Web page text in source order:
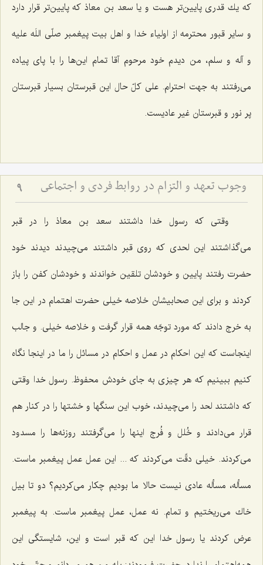
كه یك قدری پایین‌تر هست و یا سعد بن معاذ كه پایین‌تر قرار دارد
و سایر قبور محترمه از اولیاء خدا و اهل بیت پیغمبر صلّی اللَه علیه
و آله و سلم، من دیدم خود مرحوم آقا تمام این‌ها را با پای پیاده
می‌رفتند به جهت احترام. علی كلّ حال این قبرستان بسیار قبرستان
پر نور و قبرستان غیر عادیست.
وجوب تعهد و التزام در روابط فردى و اجتماعى 9
وقتی كه رسول خدا داشتند سعد بن معاذ را در قبر
می‌گذاشتند این لحدی كه روی قبر داشتند می‌چیدند دیدند خود
حضرت رفتند پایین و خودشان تلقین خواندند و خودشان كفن را باز
كردند و برای این صحابیشان خلاصه خیلی حضرت اهتمام در این جا
به خرج دادند كه مورد توجّه همه قرار گرفت و خلاصه خیلی. و جالب
اینجاست كه این احكام در عمل و احكام در مسائل را ما در اینجا نگاه
كنیم ببینیم كه هر چیزی به جای خودش محفوظ. رسول خدا وقتی
كه داشتند لحد را می‌چیدند، خوب این سنگها و خشتها را در كنار هم
قرار می‌دادند و خُلل و فُرج اینها را می‌گرفتند روزنه‌ها را مسدود
می‌كردند. خیلی دقّت می‌كردند كه ... این عمل عمل پیغمبر ماست.
مسأله، مسأله عادی نیست حالا ما بودیم چكار می‌كردیم؟ دو تا بیل
خاك می‌ریختیم و تمام. نه عمل، عمل پیغمبر ماست. به پیغمبر
عرض كردند یا رسول خدا این كه قبر است و این، شایستگی این